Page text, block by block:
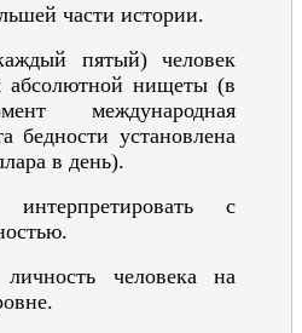
части истории.
пятый)человек
абсолютной нищеты (в
международная
бедности установлена
в день).
с
человека на